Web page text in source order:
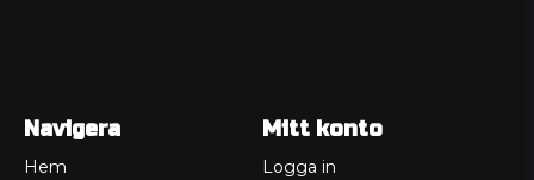
Navigera
Hem
Mitt konto
Logga in